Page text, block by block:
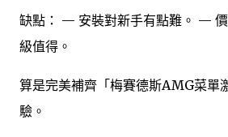
缺點： — 安裝對新手有點難。 —
級值得。
算是完美補齊「梅賽德斯AMG菜單
驗。